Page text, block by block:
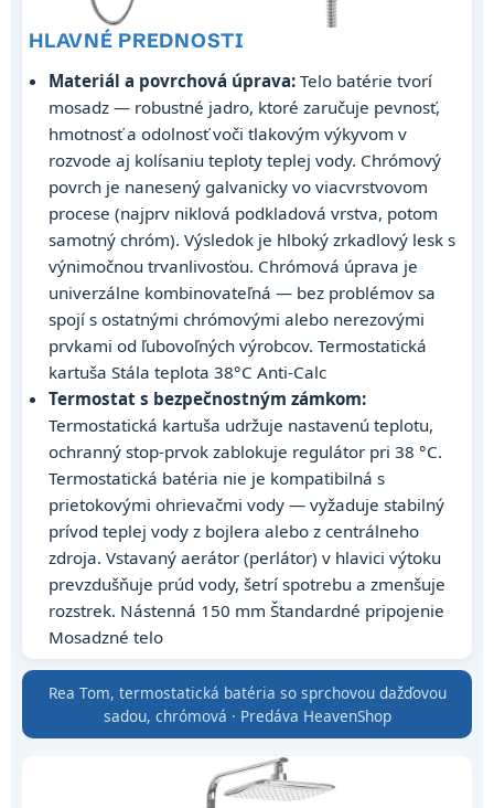
HLAVNÉ PREDNOSTI
Materiál a povrchová úprava: Telo batérie tvorí
mosadz — robustné jadro, ktoré zaručuje pevnosť,
hmotnosť a odolnosť voči tlakovým výkyvom v
rozvode aj kolísaniu teploty teplej vody. Chrómový
povrch je nanesený galvanicky vo viacvrstvovom
procese (najprv niklová podkladová vrstva, potom
samotný chróm). Výsledok je hlboký zrkadlový lesk s
výnimočnou trvanlivosťou. Chrómová úprava je
univerzálne kombinovateľná — bez problémov sa
spojí s ostatnými chrómovými alebo nerezovými
prvkami od ľubovoľných výrobcov. Termostatická
kartuša Stála teplota 38°C Anti-Calc
Termostat s bezpečnostným zámkom:
Termostatická kartuša udržuje nastavenú teplotu,
ochranný stop-prvok zablokuje regulátor pri 38 °C.
Termostatická batéria nie je kompatibilná s
prietokovými ohrievačmi vody — vyžaduje stabilný
prívod teplej vody z bojlera alebo z centrálneho
zdroja. Vstavaný aerátor (perlátor) v hlavici výtoku
prevzdušňuje prúd vody, šetrí spotrebu a zmenšuje
rozstrek. Nástenná 150 mm Štandardné pripojenie
Mosadzné telo
Rea Tom, termostatická batéria so sprchovou dažďovou
sadou, chrómová · Predáva HeavenShop